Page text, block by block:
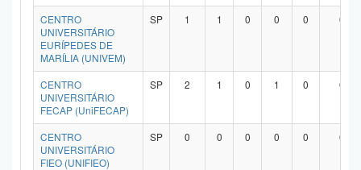
CENTRO
UNIVERSITÁRIO
EURÍPEDES DE
MARÍLIA (UNIVEM)
SP 1 1 0 0 0 0
CENTRO
UNIVERSITÁRIO
FECAP (UniFECAP)
SP 2 1 0 1 0 0
CENTRO
UNIVERSITÁRIO
FIEO (UNIFIEO)
SP 0 0 0 0 0 0